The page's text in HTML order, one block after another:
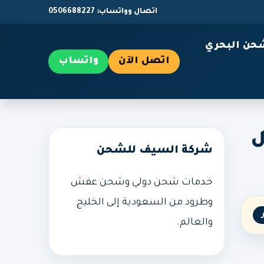
اتصال وواتساب: 0506688227
البحري
اتصل الآن واتساب
شركة السيف للشحن
خدمات شحن دولي وشحن عفش
وطرود من السعودية إلى الخليج
والعالم.